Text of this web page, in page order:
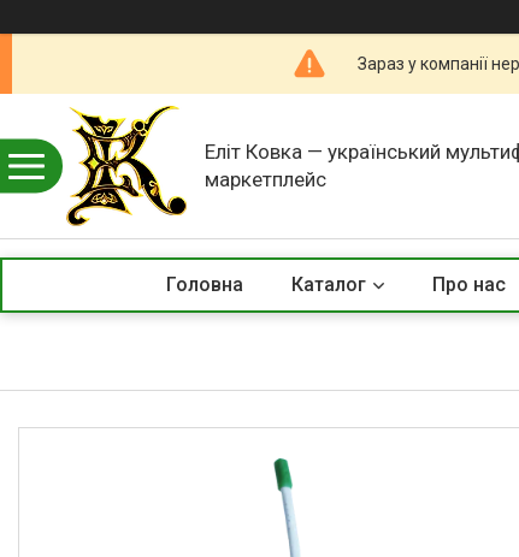
Зараз у компанії
Еліт Ковка — український
маркетплейс
Головна Каталог Про нас